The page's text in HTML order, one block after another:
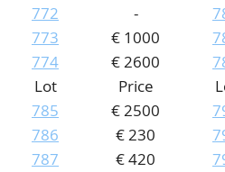
772
-
773
€ 1000
774
€ 2600
Lot
Price
785
€ 2500
786
€ 230
787
€ 420